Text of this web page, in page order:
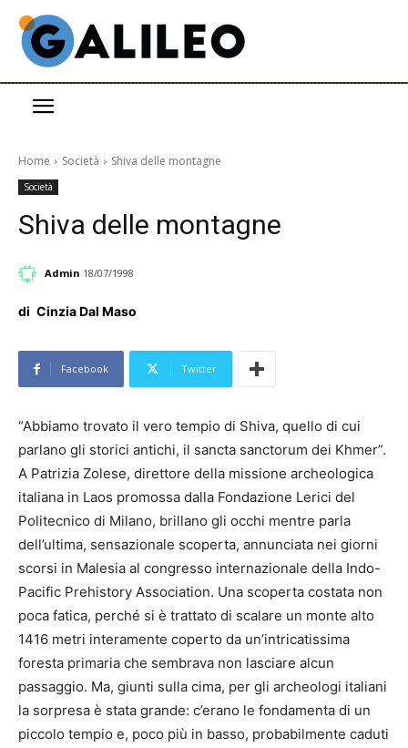
Home Società Shiva delle montagne
Società
Shiva delle montagne
Admin 18/07/1998
di Cinzia Dal Maso
Facebook Twitter
“Abbiamo trovato il vero tempio di Shiva, quello di cui
parlano gli storici antichi, il sancta sanctorum dei Khmer”.
A Patrizia Zolese, direttore della missione archeologica
italiana in Laos promossa dalla Fondazione Lerici del
Politecnico di Milano, brillano gli occhi mentre parla
dell’ultima, sensazionale scoperta, annunciata nei giorni
scorsi in Malesia al congresso internazionale della Indo-
Pacific Prehistory Association. Una scoperta costata non
poca fatica, perché si è trattato di scalare un monte alto
1416 metri interamente coperto da un’intricatissima
foresta primaria che sembrava non lasciare alcun
passaggio. Ma, giunti sulla cima, per gli archeologi italiani
la sorpresa è stata grande: c’erano le fondamenta di un
piccolo tempio e, poco più in basso, probabilmente caduti